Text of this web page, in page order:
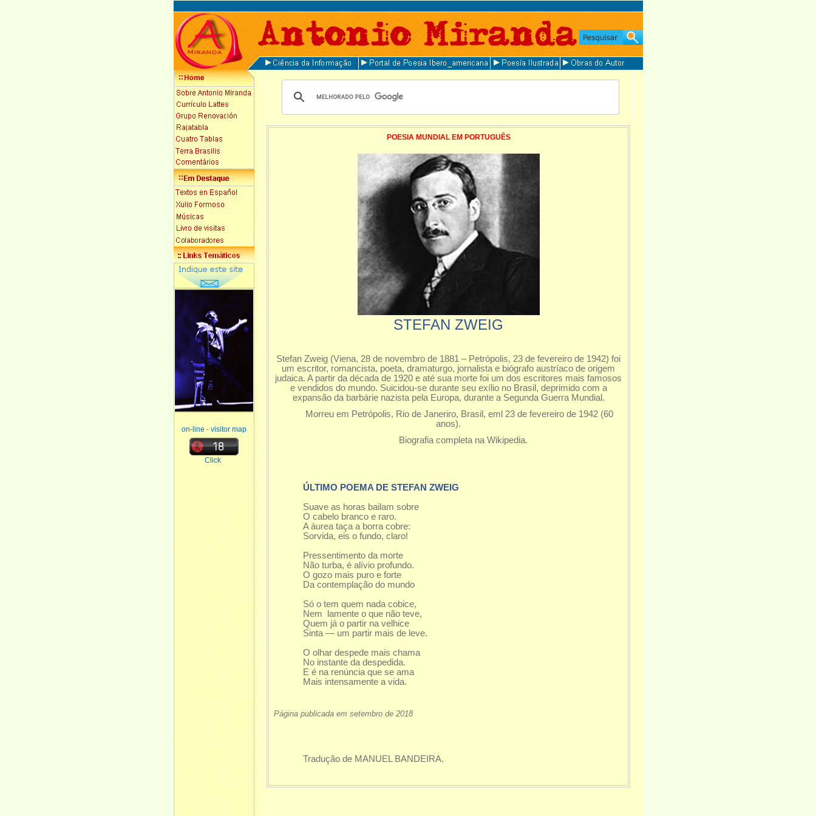
on-line - visitor map
Click
POESIA MUNDIAL EM PORTUGUÊS
STEFAN ZWEIG
Stefan Zweig (Viena, 28 de novembro de 1881 – Petrópolis, 23 de fevereiro de 1942) foi
um escritor, romancista, poeta, dramaturgo, jornalista e biógrafo austríaco de origem
judaica. A partir da década de 1920 e até sua morte foi um dos escritores mais famosos
e vendidos do mundo. Suicidou-se durante seu exílio no Brasil, deprimido com a
expansão da barbárie nazista pela Europa, durante a Segunda Guerra Mundial.
Morreu em Petrópolis, Rio de Janeriro, Brasil, eml 23 de fevereiro de 1942 (60
anos).
Biografia completa na Wikipedia.
ÚLTIMO POEMA DE STEFAN ZWEIG
Suave as horas bailam sobre
O cabelo branco e raro.
A áurea taça a borra cobre:
Sorvida, eis o fundo, claro!
Pressentimento da morte
Não turba, é alívio profundo.
O gozo mais puro e forte
Da contemplação do mundo
Só o tem quem nada cobice,
Nem lamente o que não teve,
Quem já o partir na velhice
Sinta — um partir mais de leve.
O olhar despede mais chama
No instante da despedida.
E é na renúncia que se ama
Mais intensamente a vida.
Página publicada em setembro de 2018
Tradução de MANUEL BANDEIRA.